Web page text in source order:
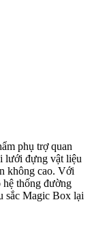
phụ trợ quan
lưới đựng vật liệu
không cao. Với
hệ thống đường
sắc Magic Box lại